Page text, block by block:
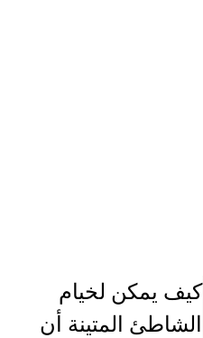
كيف يمكن لخيام
الشاطئ المتينة أن